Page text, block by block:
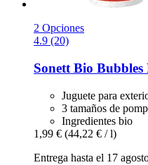
2 Opciones
4.9 (20)
Sonett Bio Bubbles
Juguete para
3 tamaños de
Ingredientes bio
1,99 € (44,22 € / l)
Entrega hasta el 17